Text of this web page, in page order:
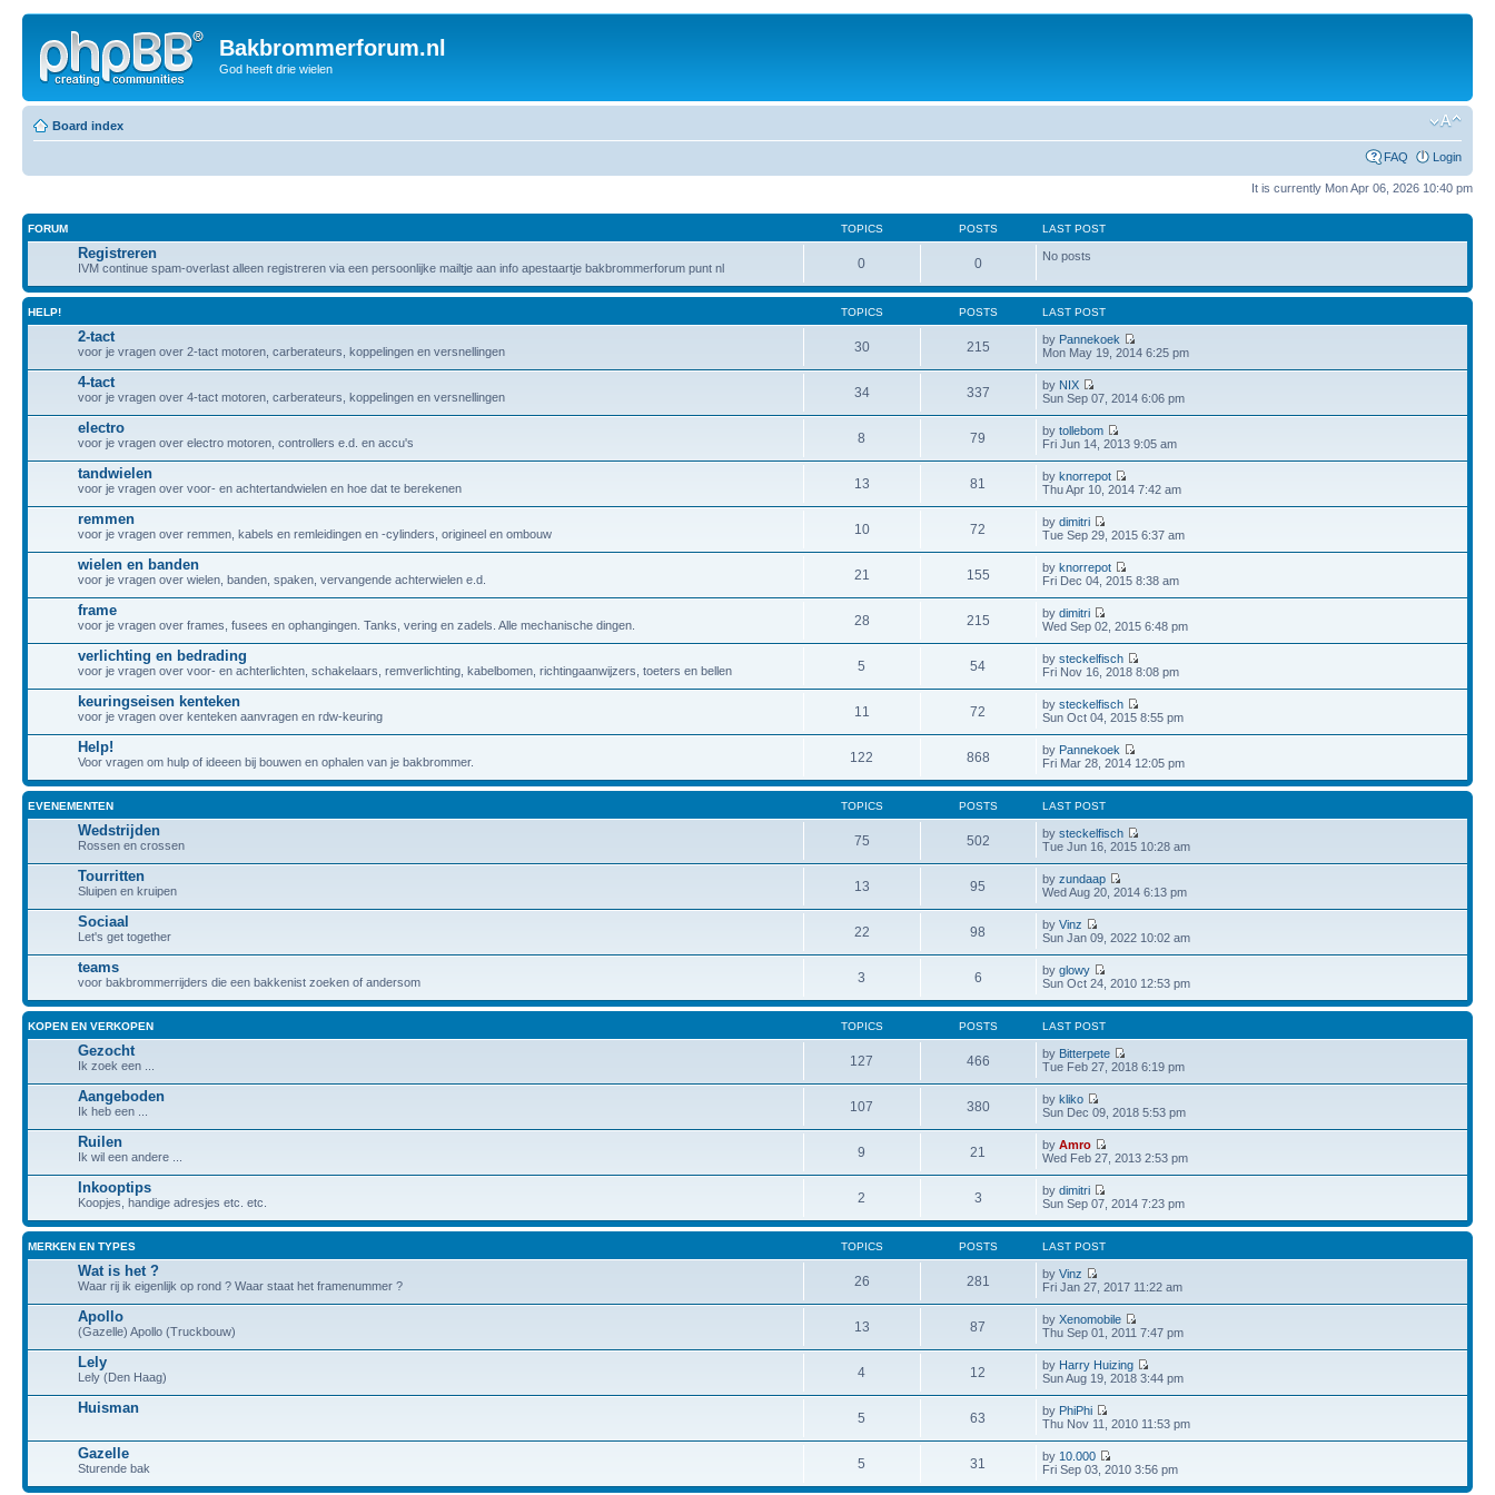
Bakbrommerforum.nl
God heeft drie wielen
Board index
FAQ Login
It is currently Mon Apr 06, 2026 10:40 pm
FORUM TOPICS POSTS LAST POST
Registreren
IVM continue spam-overlast alleen registreren via een persoonlijke mailtje aan info apestaartje bakbrommerforum punt nl 0 0 No posts
HELP! TOPICS POSTS LAST POST
2-tact
voor je vragen over 2-tact motoren, carberateurs, koppelingen en versnellingen 30 215 by Pannekoek
Mon May 19, 2014 6:25 pm
4-tact
voor je vragen over 4-tact motoren, carberateurs, koppelingen en versnellingen 34 337 by NIX
Sun Sep 07, 2014 6:06 pm
electro
voor je vragen over electro motoren, controllers e.d. en accu's 8 79 bytollebom
Fri Jun 14, 2013 9:05 am
tandwielen
voor je vragen over voor- en achtertandwielen en hoe dat te berekenen 13 81 byknorrepot
Thu Apr 10, 2014 7:42 am
remmen
voor je vragen over remmen, kabels en remleidingen en -cylinders, origineel en ombouw 10 72 bydimitri
Tue Sep 29, 2015 6:37 am
wielen en banden
voor je vragen over wielen, banden, spaken, vervangende achterwielen e.d. 21 155 byknorrepot
Fri Dec 04, 2015 8:38 am
frame
voor je vragen over frames, fusees en ophangingen. Tanks, vering en zadels. Alle mechanische dingen. 28 215 bydimitri
Wed Sep 02, 2015 6:48 pm
verlichting en bedrading
voor je vragen over voor- en achterlichten, schakelaars, remverlichting, kabelbomen, richtingaanwijzers, toeters en bellen 5 54 bysteckelfisch
Fri Nov 16, 2018 8:08 pm
keuringseisen kenteken
voor je vragen over kenteken aanvragen en rdw-keuring 11 72 bysteckelfisch
Sun Oct 04, 2015 8:55 pm
Help!
Voor vragen om hulp of ideeen bij bouwen en ophalen van je bakbrommer. 122 868 by Pannekoek
Fri Mar 28, 2014 12:05 pm
EVENEMENTEN TOPICS POSTS LAST POST
Wedstrijden
Rossen en crossen 75 502 bysteckelfisch
Tue Jun 16, 2015 10:28 am
Tourritten
Sluipen en kruipen 13 95 byzundaap
Wed Aug 20, 2014 6:13 pm
Sociaal
Let's get together 22 98 byVinz
Sun Jan 09, 2022 10:02 am
teams
voor bakbrommerrijders die een bakkenist zoeken of andersom 3 6 byglowy
Sun Oct 24, 2010 12:53 pm
KOPEN EN VERKOPEN TOPICS POSTS LAST POST
Gezocht
Ik zoek een ... 127 466 by Bitterpete
Tue Feb 27, 2018 6:19 pm
Aangeboden
Ik heb een ... 107 380 bykliko
Sun Dec 09, 2018 5:53 pm
Ruilen
Ik wil een andere ... 9 21 byAmro
Wed Feb 27, 2013 2:53 pm
Inkooptips
Koopjes, handige adresjes etc. etc. 2 3 bydimitri
Sun Sep 07, 2014 7:23 pm
MERKEN EN TYPES TOPICS POSTS LAST POST
Wat is het ?
Waar rij ik eigenlijk op rond ? Waar staat het framenummer ? 26 281 byVinz
Fri Jan 27, 2017 11:22 am
Apollo
(Gazelle) Apollo (Truckbouw) 13 87 byXenomobile
Thu Sep 01, 2011 7:47 pm
Lely
Lely (Den Haag) 4 12 by Harry Huizing
Sun Aug 19, 2018 3:44 pm
Huisman
5 63 by PhiPhi
Thu Nov 11, 2010 11:53 pm
Gazelle
Sturende bak 5 31 by 10.000
Fri Sep 03, 2010 3:56 pm